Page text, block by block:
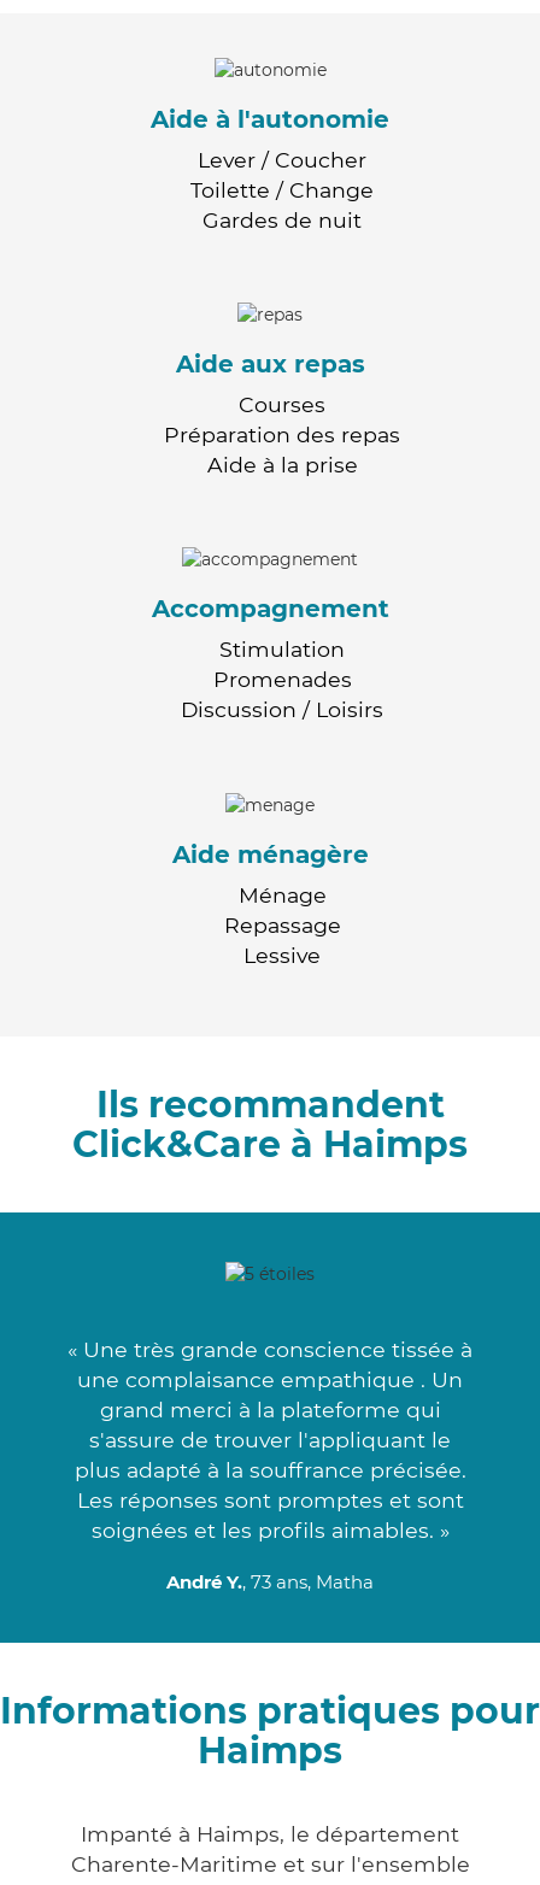
Aide à l'autonomie
Lever / Coucher
Toilette / Change
Gardes de nuit
Aide aux repas
Courses
Préparation des repas
Aide à la prise
Accompagnement
Stimulation
Promenades
Discussion / Loisirs
Aide ménagère
Ménage
Repassage
Lessive
Ils recommandent
Click&Care à Haimps
« Une très grande conscience tissée à
une complaisance empathique . Un
grand merci à la plateforme qui
s'assure de trouver l'appliquant le
plus adapté à la souffrance précisée.
Les réponses sont promptes et sont
soignées et les profils aimables. »
André Y., 73 ans, Matha
Informations pratiques pour
Haimps
Impanté à Haimps, le département
Charente-Maritime et sur l'ensemble